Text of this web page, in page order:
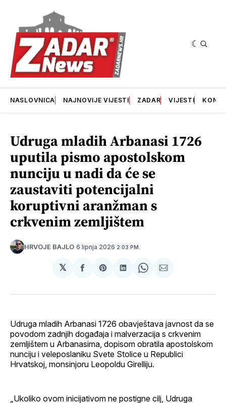
NASLOVNICA NAJNOVIJE VIJESTI ZADAR VIJESTI
Udruga mladih Arbanasi 1726
uputila pismo apostolskom
nunciju u nadi da će se
zaustaviti potencijalni
koruptivni aranžman s
crkvenim zemljištem
HRVOJE BAJLO 6 lipnja 2026 2:03 PM.
𝕏
podijeliSharepodijeliSharepodijeli
Udruga mladih Arbanasi 1726 obavještava javnost da se
povodom zadnjih događaja i malverzacija s crkvenim
zemljištem u Arbanasima, dopisom obratila apostolskom
nunciju i veleposlaniku Svete Stolice u Republici
Hrvatskoj, monsinjoru Leopoldu Girelliju.
„Ukoliko ovom inicijativom ne postigne cilj, Udruga